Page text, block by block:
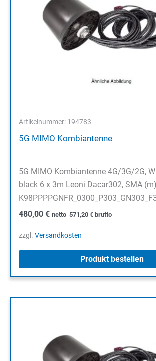
Artikelnummer: 194783
5G MIMO Kombiantenne
5G MIMO Kombiantenne 4G/3G/2G,
black 6 x 3m Leoni Dacar302, SMA (m)
K98PPPPGNFR_0300_P303_GN303_F3
480,00 € netto 571,20 € brutto
zzgl. Versandkosten
Produkt bestellen